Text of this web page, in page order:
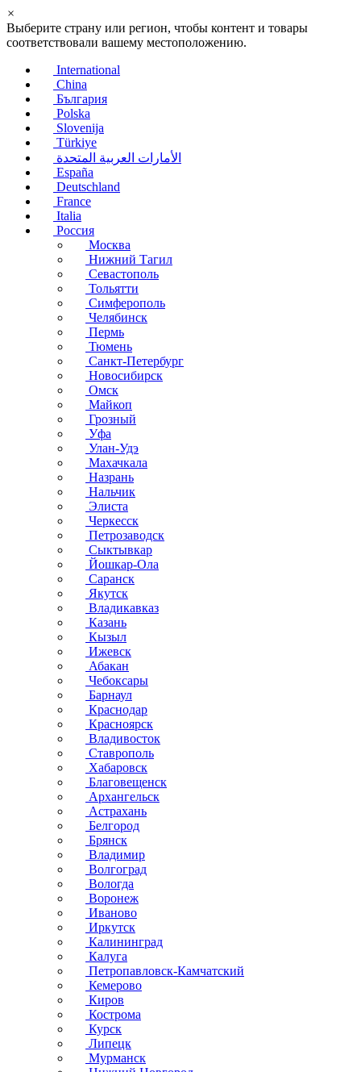
×
Выберите страну или регион, чтобы контент и товары
соответствовали вашему местоположению.
International
China
България
Polska
Slovenija
Türkiye
الأمارات العربية المتحدة
España
Deutschland
France
Italia
Россия
Москва
Нижний Тагил
Севастополь
Тольятти
Симферополь
Челябинск
Пермь
Тюмень
Санкт-Петербург
Новосибирск
Омск
Майкоп
Грозный
Уфа
Улан-Удэ
Махачкала
Назрань
Нальчик
Элиста
Черкесск
Петрозаводск
Сыктывкар
Йошкар-Ола
Саранск
Якутск
Владикавказ
Казань
Кызыл
Ижевск
Абакан
Чебоксары
Барнаул
Краснодар
Красноярск
Владивосток
Ставрополь
Хабаровск
Благовещенск
Архангельск
Астрахань
Белгород
Брянск
Владимир
Волгоград
Вологда
Воронеж
Иваново
Иркутск
Калининград
Калуга
Петропавловск-Камчатский
Кемерово
Киров
Кострома
Курск
Липецк
Мурманск